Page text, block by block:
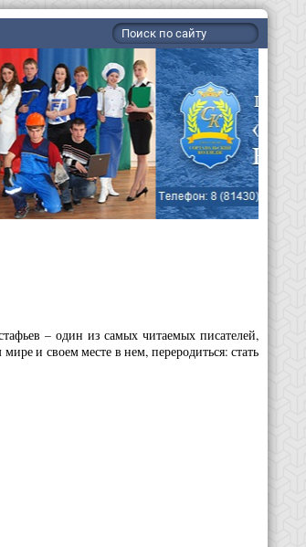
– один из самых читаемых писателей,
и своем месте в нем, переродиться: стать